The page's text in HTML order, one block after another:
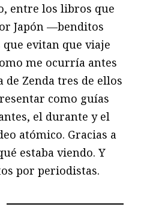
entre los libros que
Japón —benditos
evitan que viaje
me ocurría antes
Zenda tres de ellos
como guías
el durante y el
atómico. Gracias a
estaba viendo. Y
por periodistas.